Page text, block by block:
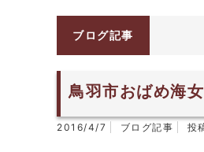
ブログ記事
鳥羽市おばめ海
2016/4/7 ブログ記事 投